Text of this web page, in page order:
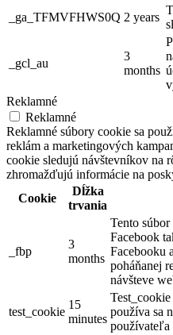
_ga_TFMVFHWS0Q 2 years
_gcl_au
3
months
Reklamné
Reklamné
Reklamné súbory cookie sa
reklám a marketingových
cookie sledujú návštevníkov na
zhromažďujú informácie na
Cookie
Dĺžka
trvania
_fbp
3
months
Tento
Facebook
Facebooku
poháňanej
návšteve
test_cookie
15
minutes
používa sa
používateľa